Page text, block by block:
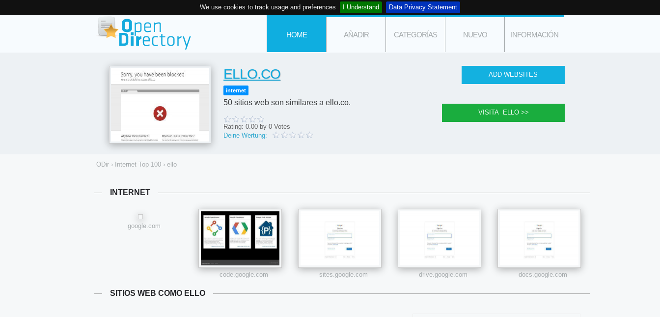
We use cookies to track usage and preferences I Understand Data Privacy Statement
HOME AÑADIR CATEGORÍAS NUEVO INFORMACIÓN
ELLO.CO
internet
50 sitios web son similares a ello.co.
Rating: 0.00 by 0 Votes
Deine Wertung:
ODir › Internet Top 100 › ello
INTERNET
google.com
code.google.com sites.google.com drive.google.com docs.google.com
SITIOS WEB COMO ELLO